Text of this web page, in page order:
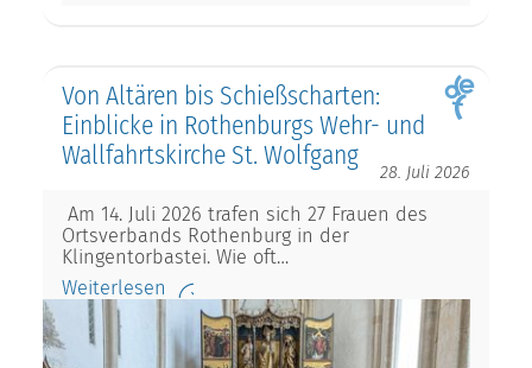
Von Altären bis Schießscharten:
Einblicke in Rothenburgs Wehr- und
Wallfahrtskirche St. Wolfgang
28. Juli 2026
Am 14. Juli 2026 trafen sich 27 Frauen des
Ortsverbands Rothenburg in der
Klingentorbastei. Wie oft…
Weiterlesen